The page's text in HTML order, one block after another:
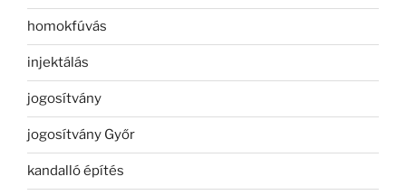
homokfúvás
injektálás
jogosítvány
jogosítvány Győr
kandalló építés